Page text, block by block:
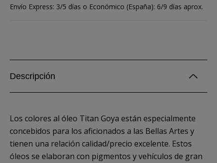
Envío Express: 3/5 días o Económico (España): 6/9 días aprox.
Descripción
Los colores al óleo Titan Goya están especialmente
concebidos para los aficionados a las Bellas Artes y
tienen una relación calidad/precio excelente. Estos
óleos se elaboran con pigmentos y vehículos de gran